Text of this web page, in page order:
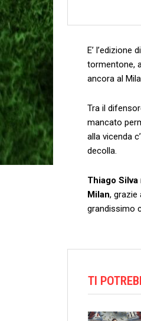
E’ l’edizione
tormentone,
ancora al
Tra il
mancato
alla vicenda
decolla.
Thiago Silva
Milan, grazie
grandissimo
TI